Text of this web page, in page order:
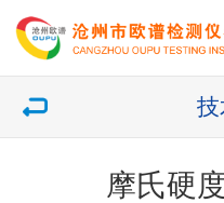
摩氏硬